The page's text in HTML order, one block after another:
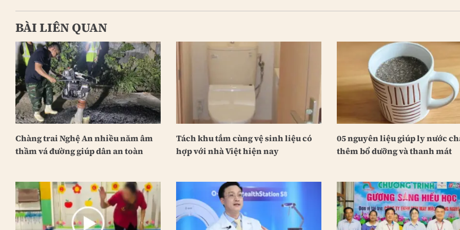
BÀI LIÊN QUAN
Chàng trai Nghệ An nhiều năm âm
thầm vá đường giúp dân an toàn
Tách khu tắm cùng vệ sinh liệu có
hợp với nhà Việt hiện nay
05 nguyên liệu giúp ly nước
thêm bổ dưỡng và thanh mát